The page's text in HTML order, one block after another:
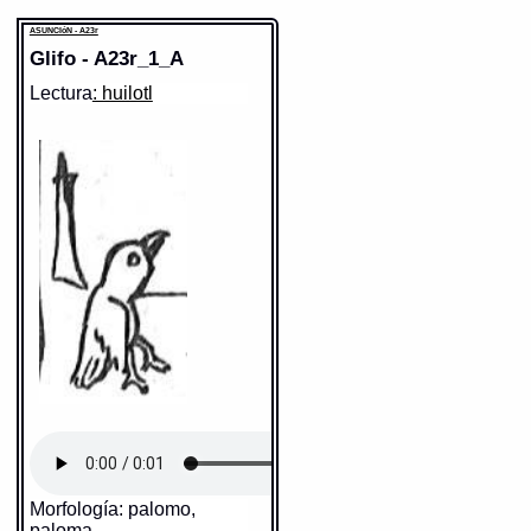
ASUNCIóN - A23r
Glifo - A23r_1_A
Lectura: huilotl
Morfología: palomo,